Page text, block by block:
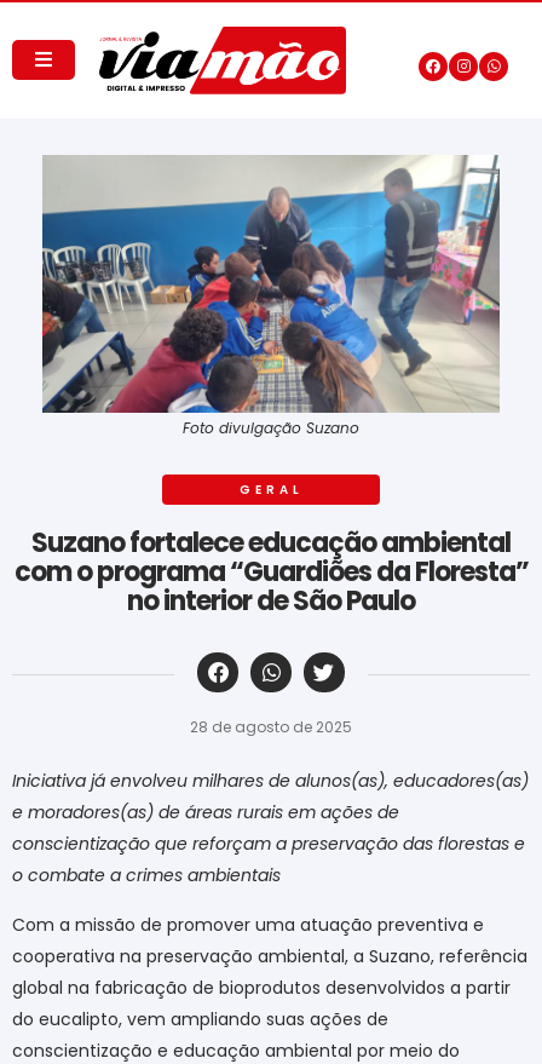
Foto divulgação Suzano
GERAL
Suzano fortalece educação ambiental
com o programa “Guardiões da Floresta”
no interior de São Paulo
‎ ‎ ‎ ‎ ‎ ‎ ‎ ‎ ‎ ‎ ‎ ‎ ‎ ‎ ‎ ‎ ‎ ‎ ‎ ‎ ‎ ‎ ‎ ‎ ‎ ‎ ‎ ‎ ‎ ‎ ‎
28 de agosto de 2025
Iniciativa já envolveu milhares de alunos(as), educadores(as)
e moradores(as) de áreas rurais em ações de
conscientização que reforçam a preservação das florestas e
o combate a crimes ambientais
Com a missão de promover uma atuação preventiva e
cooperativa na preservação ambiental, a Suzano, referência
global na fabricação de bioprodutos desenvolvidos a partir
do eucalipto, vem ampliando suas ações de
conscientização e educação ambiental por meio do